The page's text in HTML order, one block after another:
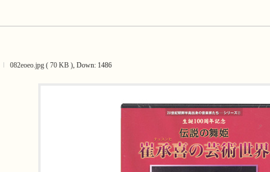
082eoeo.jpg ( 70 KB ), Down: 1486